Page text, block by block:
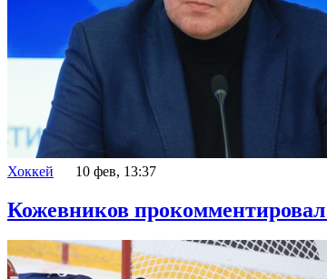
Хоккей 10 фев, 13:37
Кожевников